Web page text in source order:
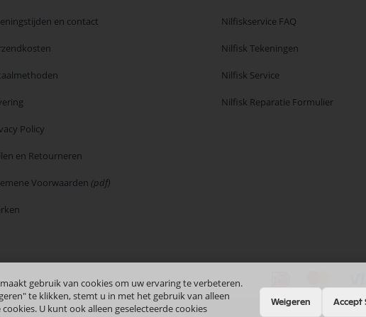
en contact
Policy
en Retourneren
Voorwaarden (pdf)
Nilfiskservice FAQ
Nilfisk Tekeningen
Nilfisk Service
Nilfisk Reparatie Formulier
gebruik van cookies om uw ervaring te verbeteren.
te klikken, stemt u in met het gebruik van alleen
U kunt ook alleen geselecteerde cookies
Weigeren Accept